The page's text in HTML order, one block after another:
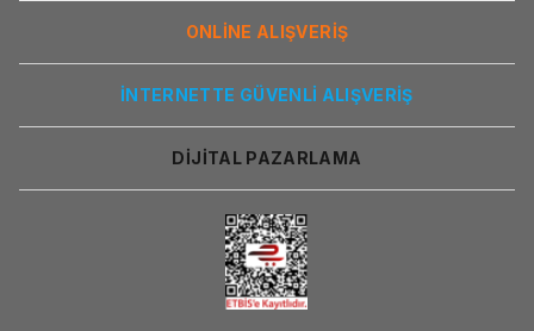
ONLİNE ALIŞVERİŞ
İNTERNETTE GÜVENLİ ALIŞVERİŞ
DİJİTAL PAZARLAMA